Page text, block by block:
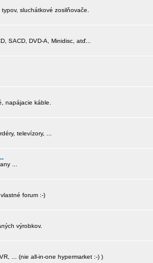
sluchátkové zosilňovače.
SACD, DVD-A, Minidisc, atď...
napájacie káble.
televízory, ...
...
forum :-)
výrobkov.
... (nie all-in-one hypermarket :-) )